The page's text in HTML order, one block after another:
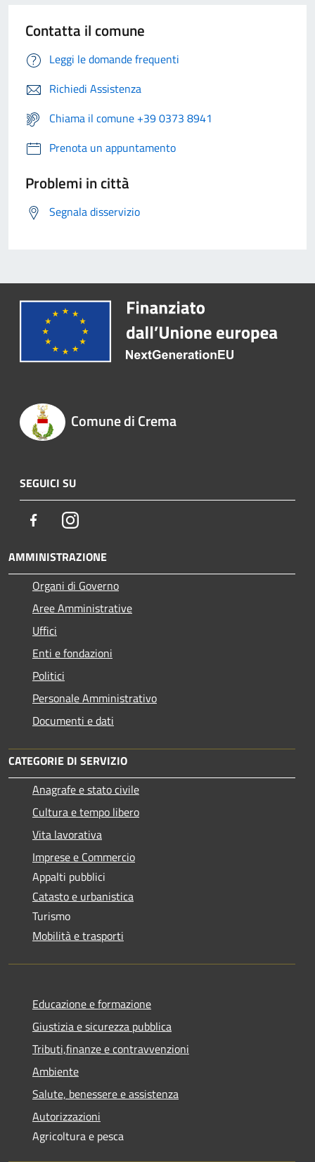
Contatta il comune
Leggi le domande frequenti
Richiedi Assistenza
Chiama il comune +39 0373 8941
Prenota un appuntamento
Problemi in città
Segnala disservizio
Comune di Crema
SEGUICI SU
FacebookInstagram
AMMINISTRAZIONE
Organi di Governo
Aree Amministrative
Uffici
Enti e fondazioni
Politici
Personale Amministrativo
Documenti e dati
CATEGORIE DI SERVIZIO
Anagrafe e stato civile
Cultura e tempo libero
Vita lavorativa
Imprese e Commercio
Appalti pubblici
Catasto e urbanistica
Turismo
Mobilità e trasporti
Educazione e formazione
Giustizia e sicurezza pubblica
Tributi,finanze e contravvenzioni
Ambiente
Salute, benessere e assistenza
Autorizzazioni
Agricoltura e pesca